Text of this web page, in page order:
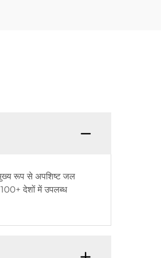
रूप से अपशिष्ट जल
देशों में उपलब्ध